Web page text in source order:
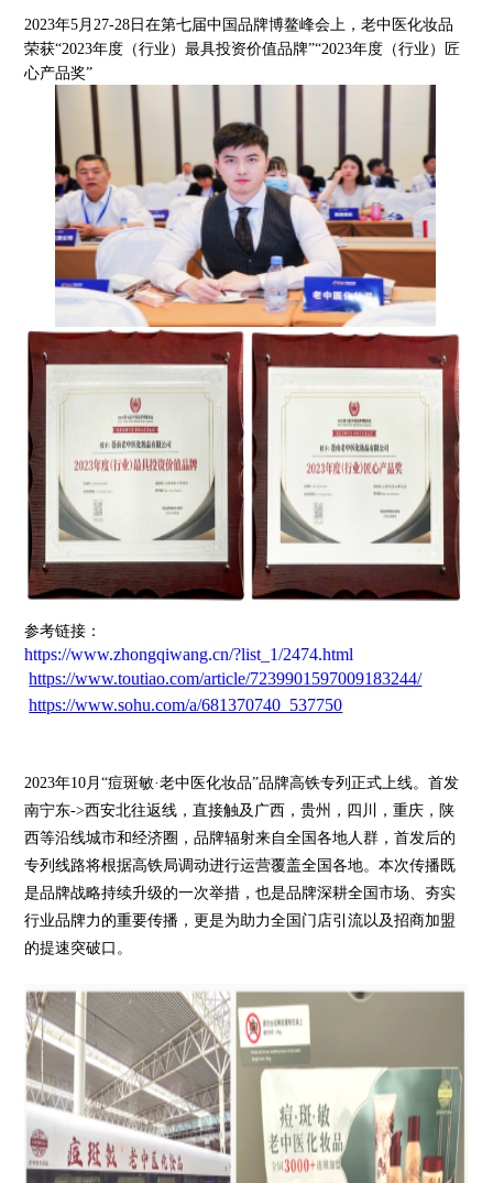
2023年5月27-28日在第七届中国品牌博鳌峰会上，老中医化妆品
荣获“2023年度（行业）最具投资价值品牌”“2023年度（行业）匠
心产品奖”
参考链接：
https://www.zhongqiwang.cn/?list_1/2474.html
https://www.toutiao.com/article/7239901597009183244/
https://www.sohu.com/a/681370740_537750
2023年10月“痘斑敏·老中医化妆品”品牌高铁专列正式上线。首发
南宁东->西安北往返线，直接触及广西，贵州，四川，重庆，陕
西等沿线城市和经济圈，品牌辐射来自全国各地人群，首发后的
专列线路将根据高铁局调动进行运营覆盖全国各地。本次传播既
是品牌战略持续升级的一次举措，也是品牌深耕全国市场、夯实
行业品牌力的重要传播，更是为助力全国门店引流以及招商加盟
的提速突破口。